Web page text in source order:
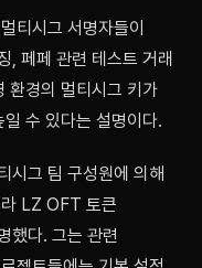
티시그 서명자들이
, 페페 관련 테스트 거래
환경의 멀티시그 키가
수 있다는 설명이다.
시그 팀 구성원에 의해
라 LZ OFT 토큰
했다. 그는 관련